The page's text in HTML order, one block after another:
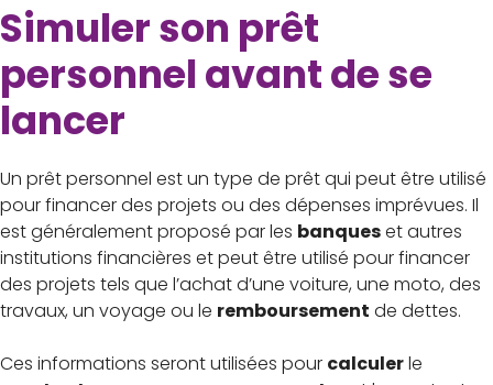
Simuler son prêt
personnel avant de se
lancer
Un prêt personnel est un type de prêt qui peut être utilisé
pour financer des projets ou des dépenses imprévues. Il
est généralement proposé par les banqueset autres
institutions financières et peut être utilisé pour financer
des projets tels que l’achat d’une voiture, une moto, des
travaux, un voyage ou le remboursement de dettes.
Ces informations seront utilisées pour calculerle